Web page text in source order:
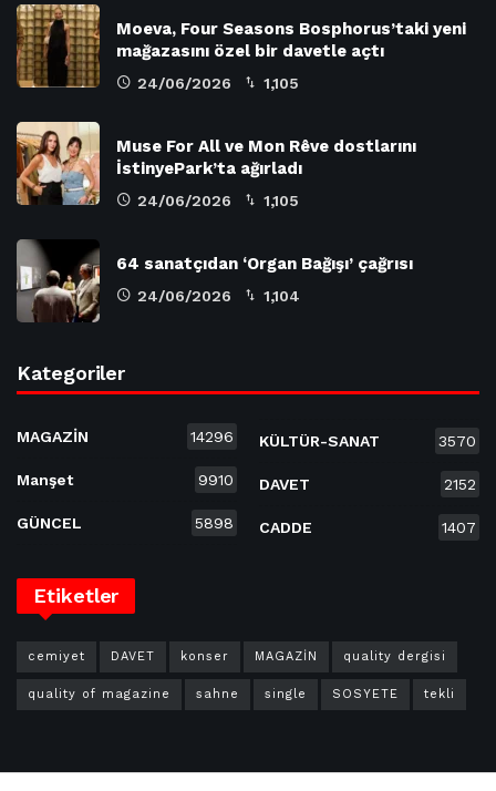
Moeva, Four Seasons Bosphorus’taki yeni
mağazasını özel bir davetle açtı
24/06/2026 1,105
Muse For All ve Mon Rêve dostlarını
İstinyePark’ta ağırladı
24/06/2026 1,105
64 sanatçıdan ‘Organ Bağışı’ çağrısı
24/06/2026 1,104
Kategoriler
MAGAZİN 14296
Manşet 9910
GÜNCEL 5898
KÜLTÜR-SANAT 3570
DAVET 2152
CADDE 1407
Etiketler
cemiyet DAVET konser MAGAZİN quality dergisi
quality of magazine sahne single SOSYETE tekli